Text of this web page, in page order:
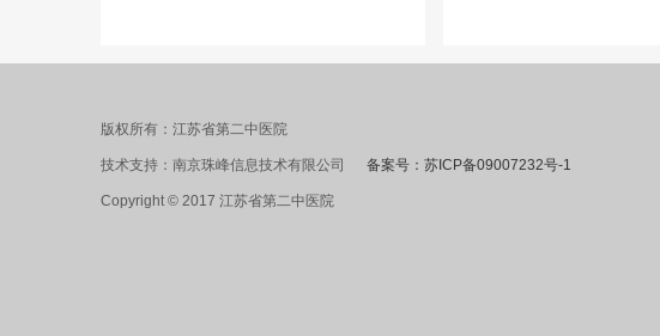
版权所有：江苏省第二中医院
技术支持：南京珠峰信息技术有限公司 备案号：苏ICP备09007232号-1
Copyright © 2017 江苏省第二中医院